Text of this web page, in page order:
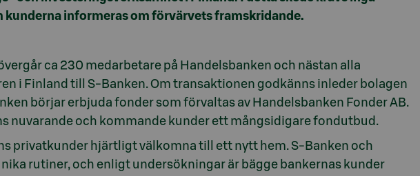
kunderna informeras om förvärvets framskridande.
ca 230 medarbetare på Handelsbanken och nästan alla
i Finland till S-Banken. Om transaktionen godkänns inleder bolagen
börjar erbjuda fonder som förvaltas av Handelsbanken Fonder AB.
nuvarande och kommande kunder ett mångsidigare fondutbud.
privatkunder hjärtligt välkomna till ett nytt hem. S-Banken och
rutiner, och enligt undersökningar är bägge bankernas kunder